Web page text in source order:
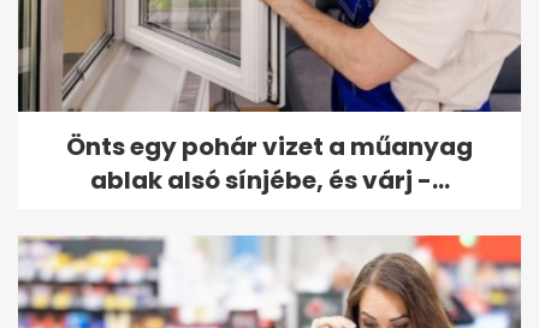
Önts egy pohár vizet a műanyag
ablak alsó sínjébe, és várj -...